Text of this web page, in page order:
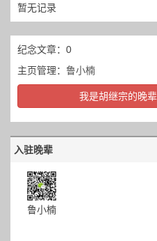
暂无记录
纪念文章：0
主页管理： 鲁小楠
我是胡继宗的晚辈
入驻晚辈
鲁小楠